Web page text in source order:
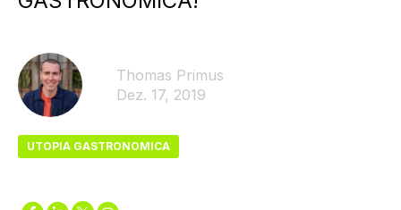
Thomas Primus
Dez. 17, 2019
UTOPIA GASTRONOMICA